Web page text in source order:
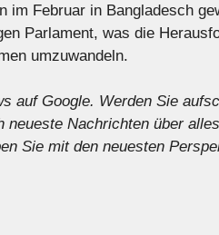
im Februar in Bangladesch
Parlament, was die
umzuwandeln.
auf Google. Werden Sie
neueste Nachrichten über
Sie mit den neuesten